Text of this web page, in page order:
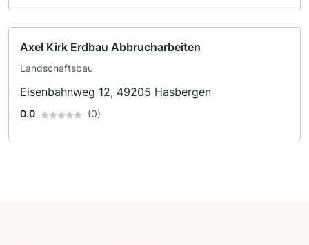
Axel Kirk Erdbau Abbrucharbeiten
Landschaftsbau
Eisenbahnweg 12, 49205 Hasbergen
0.0 (0)